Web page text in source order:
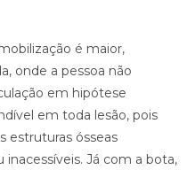
é maior,
onde a pessoa não
em hipótese
em toda lesão, pois
estruturas ósseas
Já com a bota,